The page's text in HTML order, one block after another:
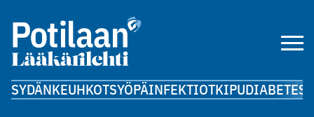
SYDÄNKEUHKOTSYÖPÄINFEKTIOTKIPUDIABETES